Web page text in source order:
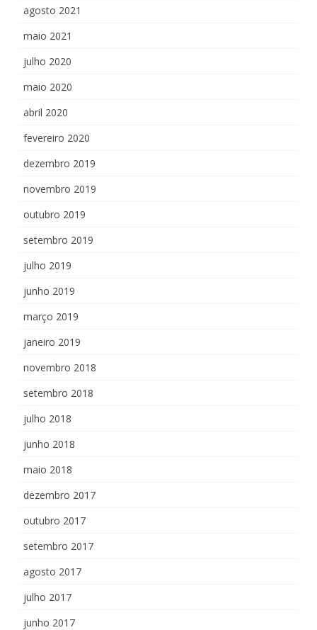
agosto 2021
maio 2021
julho 2020
maio 2020
abril 2020
fevereiro 2020
dezembro 2019
novembro 2019
outubro 2019
setembro 2019
julho 2019
junho 2019
março 2019
janeiro 2019
novembro 2018
setembro 2018
julho 2018
junho 2018
maio 2018
dezembro 2017
outubro 2017
setembro 2017
agosto 2017
julho 2017
junho 2017